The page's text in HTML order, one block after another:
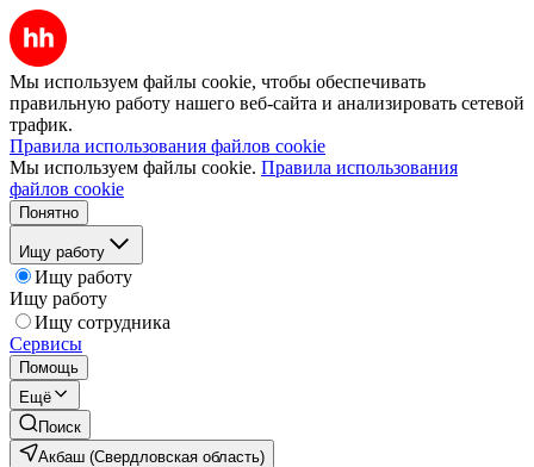
Мы используем файлы cookie, чтобы обеспечивать
правильную работу нашего веб-сайта и анализировать сетевой
трафик.
Правила использования файлов cookie
Мы используем файлы cookie. Правила использования
файлов cookie
Понятно
Ищу работу
Ищу работу
Ищу работу
Ищу сотрудника
Сервисы
Помощь
Ещё
Поиск
Акбаш (Свердловская область)